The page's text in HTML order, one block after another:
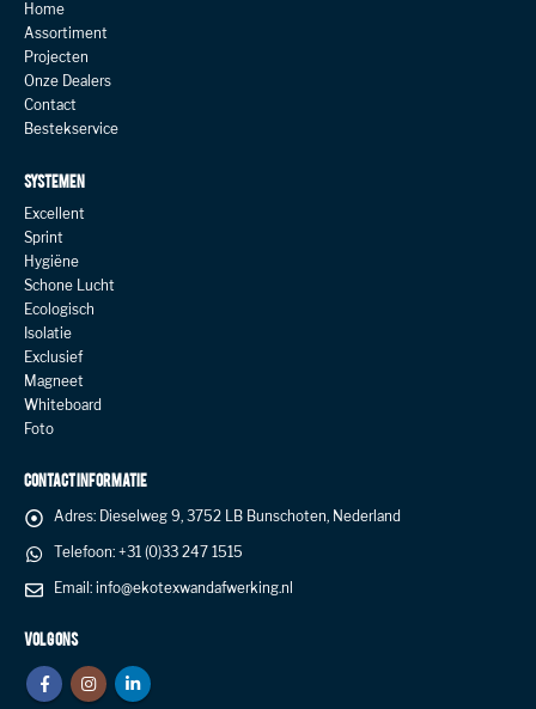
Home
Assortiment
Projecten
Onze Dealers
Contact
Bestekservice
SYSTEMEN
Excellent
Sprint
Hygiëne
Schone Lucht
Ecologisch
Isolatie
Exclusief
Magneet
Whiteboard
Foto
CONTACT INFORMATIE
Adres: Dieselweg 9, 3752 LB Bunschoten, Nederland
Telefoon: +31 (0)33 247 1515
Email: info@ekotexwandafwerking.nl
VOLG ONS